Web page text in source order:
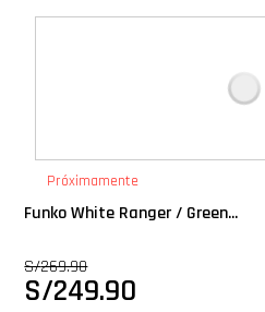
PRÓXIMAMENTE
Próximamente
Funko White Ranger / Green...
S/269.90
S/249.90